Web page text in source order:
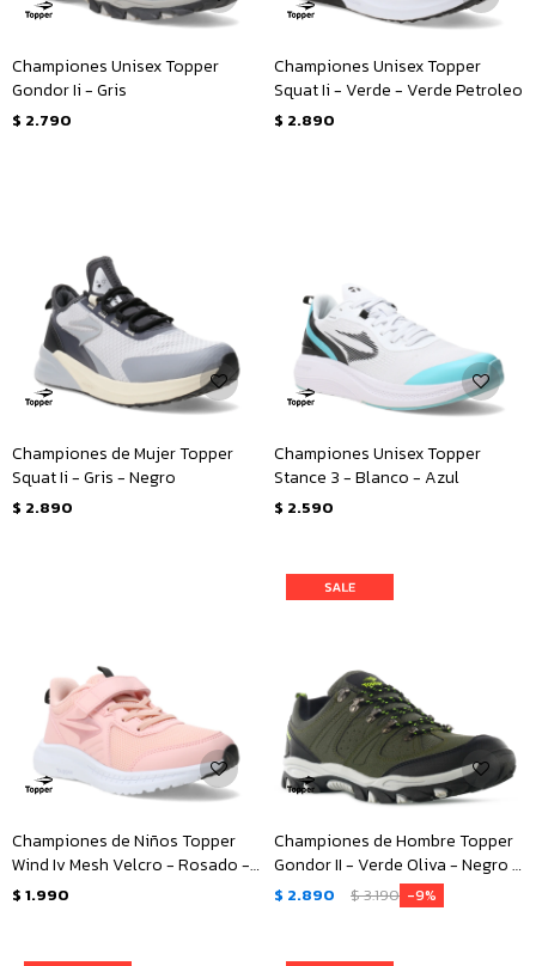
Championes Unisex Topper
Gondor Ii - Gris
$ 2.790
Championes Unisex Topper
Squat Ii - Verde - Verde Petroleo
$ 2.890
Championes de Mujer Topper
Squat Ii - Gris - Negro
$ 2.890
Championes Unisex Topper
Stance 3 - Blanco - Azul
$ 2.590
Championes de Niños Topper
Wind Iv Mesh Velcro - Rosado -
Negro
$ 1.990
Championes de Hombre Topper
Gondor II - Verde Oliva - Negro -
Verde
$ 2.890 $3.190 9